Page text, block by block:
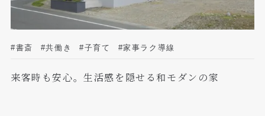
#書斎 #共働き #子育て #家事ラク導線
来客時も安心。生活感を隠せる和モダンの家